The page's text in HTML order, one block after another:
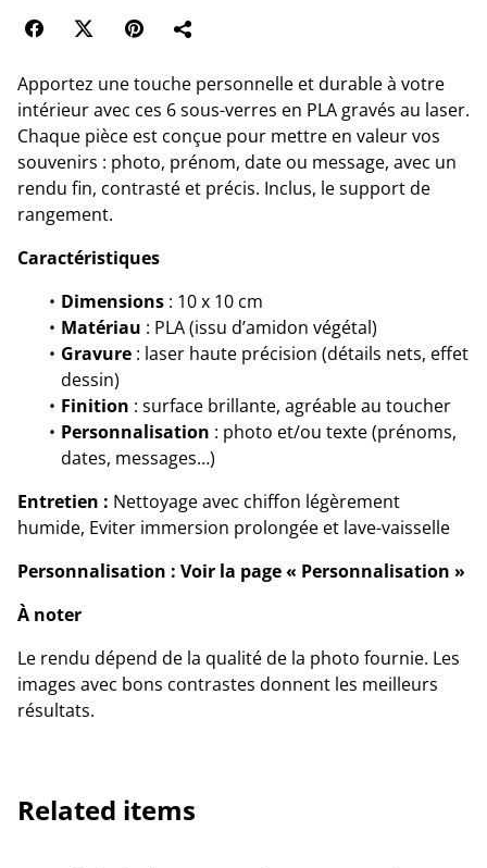
Apportez une touche personnelle et durable à votre
intérieur avec ces 6 sous-verres en PLA gravés au laser.
Chaque pièce est conçue pour mettre en valeur vos
souvenirs : photo, prénom, date ou message, avec un
rendu fin, contrasté et précis. Inclus, le support de
rangement.
Caractéristiques
Dimensions : 10 x 10 cm
Matériau : PLA (issu d’amidon végétal)
Gravure : laser haute précision (détails nets, effet
dessin)
Finition : surface brillante, agréable au toucher
Personnalisation : photo et/ou texte (prénoms,
dates, messages…)
Entretien : Nettoyage avec chiffon légèrement
humide, Eviter immersion prolongée et lave-vaisselle
Personnalisation : Voir la page « Personnalisation »
À noter
Le rendu dépend de la qualité de la photo fournie. Les
images avec bons contrastes donnent les meilleurs
résultats.
Related items